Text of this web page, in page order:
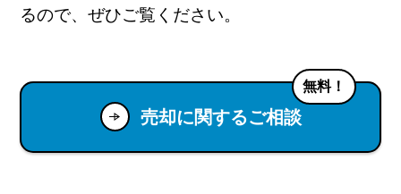
るので、ぜひご覧ください。
売却に関するご相談
無料！